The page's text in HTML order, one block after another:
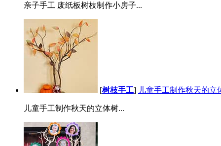
亲子手工 废纸板树枝制作小房子...
[树枝手工] 儿童手工制作秋天的立
儿童手工制作秋天的立体树...